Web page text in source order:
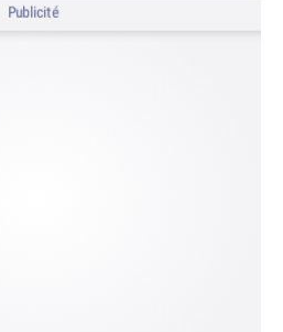
Publicité